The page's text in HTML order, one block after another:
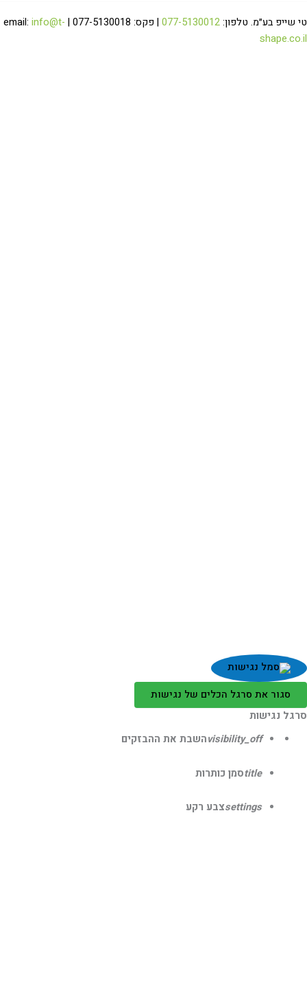
שייפ בע״מ. טלפון:077-5130012| פקס: 077-5130018 | email:
info@t-
סגור את סרגל הכלים של נגישות
נגישות
visibility_offהשבת את ההבזקים
titleסמן כותרות
settingsצבע רקע